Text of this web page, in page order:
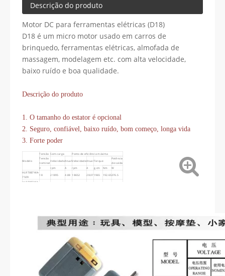
Descrição do produto
Motor DC para ferramentas elétricas (D18)
D18 é um micro motor usado em carros de
brinquedo, ferramentas elétricas, almofada de
massagem, modelagem etc. com alta velocidade,
baixo ruído e boa qualidade.
Descrição do produto
1. O tamanho do estator é opcional
2. Seguro, confiável, baixo ruído, bom começo, longa vida
3. Forte poder
Modelo
Tensão Sem carga
Ponto de eficiência máxima
Tensão
nominal
VelocidadeAtualVelocidadeAtualTorque
Potência
de saída
V
rpm A rpm A g.cm Nm
W
HLRT8B7WA-
7509
18 21895 4.88 18652 28.07 1965 192.65376.5
HLRT8B7WA-